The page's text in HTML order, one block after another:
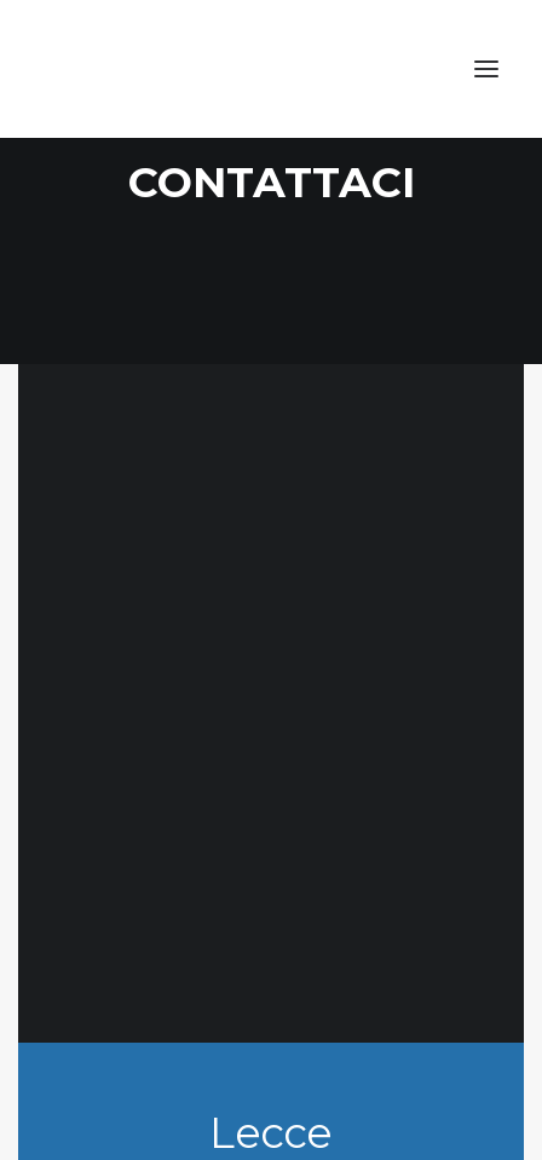
CONTATTACI
Lecce